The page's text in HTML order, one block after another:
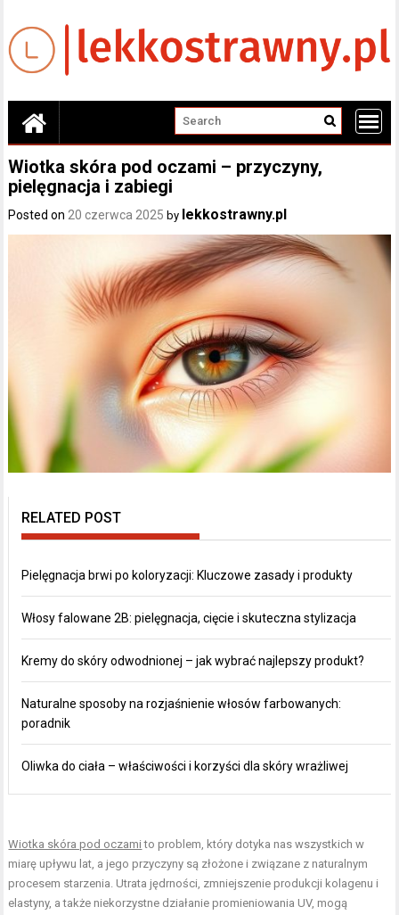
content
Wiotka skóra pod oczami – przyczyny,
pielęgnacja i zabiegi
Posted on 20 czerwca 2025 by lekkostrawny.pl
RELATED POST
Pielęgnacja brwi po koloryzacji: Kluczowe zasady i produkty
Włosy falowane 2B: pielęgnacja, cięcie i skuteczna stylizacja
Kremy do skóry odwodnionej – jak wybrać najlepszy produkt?
Naturalne sposoby na rozjaśnienie włosów farbowanych:
poradnik
Oliwka do ciała – właściwości i korzyści dla skóry wrażliwej
Wiotka skóra pod oczami to problem, który dotyka nas wszystkich w
miarę upływu lat, a jego przyczyny są złożone i związane z naturalnym
procesem starzenia. Utrata jędrności, zmniejszenie produkcji kolagenu i
elastyny, a także niekorzystne działanie promieniowania UV, mogą